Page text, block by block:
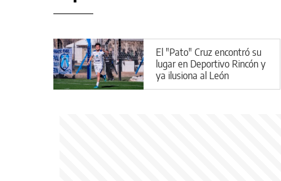
El "Pato" Cruz encontró su
lugar en Deportivo Rincón y
ya ilusiona al León